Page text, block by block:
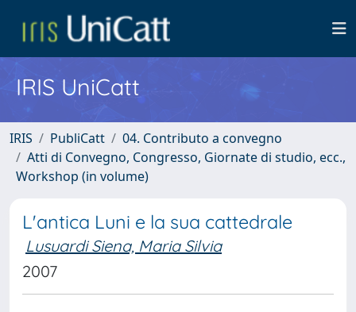
IRIS UniCatt
IRIS PubliCatt
04. Contributo a convegno
Atti di Convegno, Congresso, Giornate di studio, ecc.,
Workshop (in volume)
L'antica Luni e la sua cattedrale
Lusuardi Siena, Maria Silvia
2007